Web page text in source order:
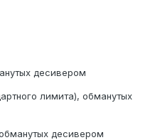
десивером
лимита), обманутых
десивером